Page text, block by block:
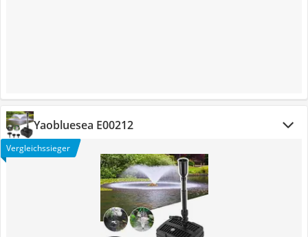
Yaobluesea E00212
Vergleichssieger